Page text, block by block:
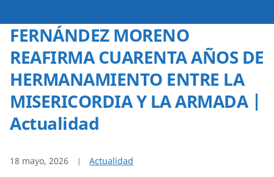
FERNÁNDEZ MORENO
REAFIRMA CUARENTA AÑOS DE
HERMANAMIENTO ENTRE LA
MISERICORDIA Y LA ARMADA |
Actualidad
18 mayo, 2026 Actualidad